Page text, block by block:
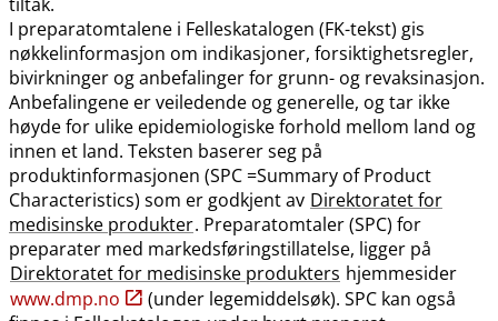
I preparatomtalene i Felleskatalogen (FK-tekst) gis
nøkkelinformasjon om indikasjoner, forsiktighetsregler,
bivirkninger og anbefalinger for grunn- og revaksinasjon.
Anbefalingene er veiledende og generelle, og tar ikke
høyde for ulike epidemiologiske forhold mellom land og
innen et land. Teksten baserer seg på
produktinformasjonen (SPC =Summary of Product
Characteristics) som er godkjent av Direktoratet for
medisinske produkter. Preparatomtaler (SPC) for
preparater med markedsføringstillatelse, ligger på
Direktoratet for medisinske produkters hjemmesider
www.dmp.no
(under legemiddelsøk). SPC kan også